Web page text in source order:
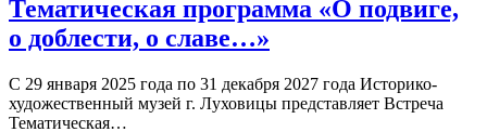
Тематическая программа «О подвиге,
о доблести, о славе…»
С 29 января 2025 года по 31 декабря 2027 года Историко-
художественный музей г. Луховицы представляет Встреча
Тематическая…